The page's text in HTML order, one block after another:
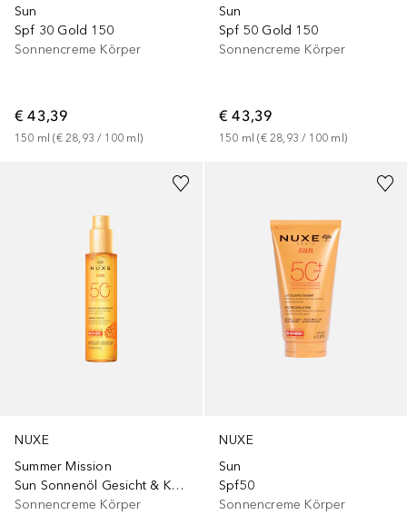
Sun
Spf 30 Gold 150
Sonnencreme Körper
€ 43,39
150 ml (€ 28,93 / 100 ml )
Sun
Spf 50 Gold 150
Sonnencreme Körper
€ 43,39
150 ml (€ 28,93 / 100 ml )
NUXE
Summer Mission
Sun Sonnenöl Gesicht & Körper
Sonnencreme Körper
NUXE
Sun
Spf50
Sonnencreme Körper